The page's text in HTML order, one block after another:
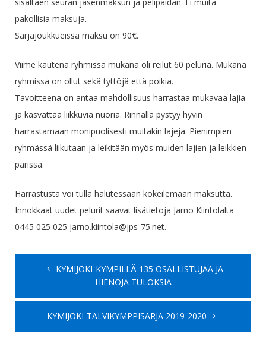
pakollisia maksuja.
Sarjajoukkueissa maksu on 90€.
Viime kautena ryhmissä mukana oli reilut 60 peluria. Mukana
ryhmissä on ollut sekä tyttöjä että poikia.
Tavoitteena on antaa mahdollisuus harrastaa mukavaa lajia
ja kasvattaa liikkuvia nuoria. Rinnalla pystyy hyvin
harrastamaan monipuolisesti muitakin lajeja. Pienimpien
ryhmässä liikutaan ja leikitään myös muiden lajien ja leikkien
parissa.
Harrastusta voi tulla halutessaan kokeilemaan maksutta.
Innokkaat uudet pelurit saavat lisätietoja Jarno Kiintolalta
0445 025 025 jarno.kiintola@jps-75.net.
Artikkelien
KYMIJOKI-KYMPILLÄ 135 OSALLISTUJAA JA
HIENOJA TULOKSIA
KYMIJOKI-TALVIKYMPPISARJA 2019-2020